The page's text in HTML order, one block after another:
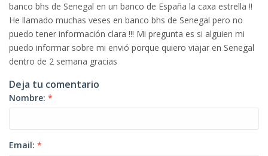
banco bhs de Senegal en un banco de España la caxa estrella !!
He llamado muchas veses en banco bhs de Senegal pero no
puedo tener información clara !!! Mi pregunta es si alguien mi
puedo informar sobre mi envió porque quiero viajar en Senegal
dentro de 2 semana gracias
Deja tu comentario
Nombre: *
Email: *